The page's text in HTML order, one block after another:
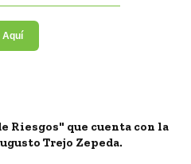
Aquí
Riesgos" que cuenta con la
Trejo Zepeda.